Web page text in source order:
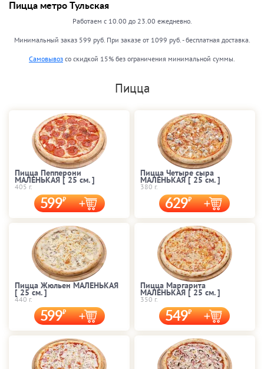
Пицца метро Тульская
Работаем с 10.00 до 23.00 ежедневно.
Минимальный заказ 599 руб. При заказе от 1099 руб. - бесплатная доставка.
Самовывоз со скидкой 15% без ограничения минимальной суммы.
Пицца
Пицца Пепперони
МАЛЕНЬКАЯ [ 25 cм. ]
405 г.
599
Пицца Четыре сыра
МАЛЕНЬКАЯ [ 25 cм. ]
380 г.
629
Пицца Жюльен МАЛЕНЬКАЯ
[ 25 cм. ]
440 г.
599
Пицца Маргарита
МАЛЕНЬКАЯ [ 25 cм. ]
350 г.
549